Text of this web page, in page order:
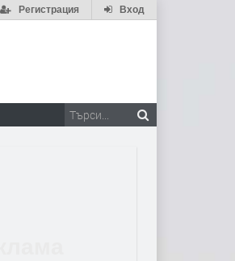
Вход
Регистрация